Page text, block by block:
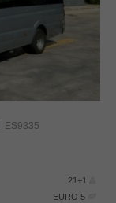
ES9335
21+1
EURO 5